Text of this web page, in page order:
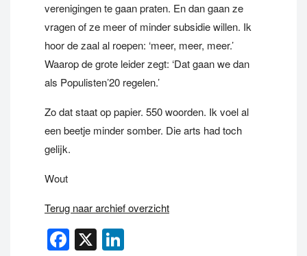
verenigingen te gaan praten. En dan gaan ze
vragen of ze meer of minder subsidie willen. Ik
hoor de zaal al roepen: ‘meer, meer, meer.’
Waarop de grote leider zegt: ‘Dat gaan we dan
als Populisten’20 regelen.’
Zo dat staat op papier. 550 woorden. Ik voel al
een beetje minder somber. Die arts had toch
gelijk.
Wout
Terug naar archief overzicht
Facebook
X